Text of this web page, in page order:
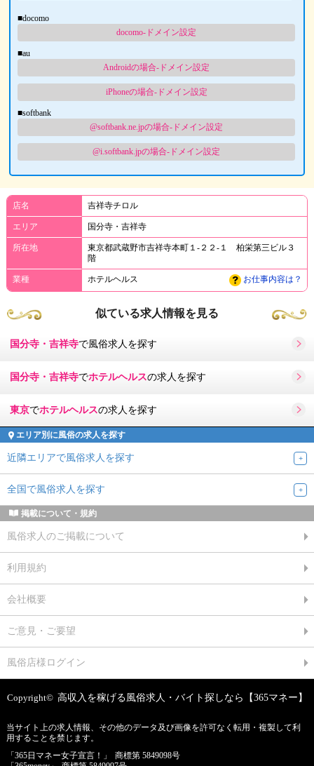
■docomo
docomo-ドメイン設定
■au
Androidの場合-ドメイン設定
iPhoneの場合-ドメイン設定
■softbank
@softbank.ne.jpの場合-ドメイン設定
@i.softbank.jpの場合-ドメイン設定
店名 吉祥寺チロル
エリア 国分寺・吉祥寺
所在地
東京都武蔵野市吉祥寺本町１-２２-１ 柏栄第三ビル３
階
業種 ホテルヘルス お仕事内容は？
似ている求人情報を見る
国分寺・吉祥寺で風俗求人を探す
国分寺・吉祥寺でホテルヘルスの求人を探す
東京でホテルヘルスの求人を探す
エリア別に風俗の求人を探す
近隣エリアで風俗求人を探す
全国で風俗求人を探す
掲載について・規約
風俗求人のご掲載について
利用規約
会社概要
ご意見・ご要望
風俗店様ログイン
Copyright© 高収入を稼げる風俗求人・バイト探しなら【365マネー】
当サイト上の求人情報、その他のデータ及び画像を許可なく転用・複製して利
用することを禁じます。
「365日マネー女子宣言！」
商標第 5849098号